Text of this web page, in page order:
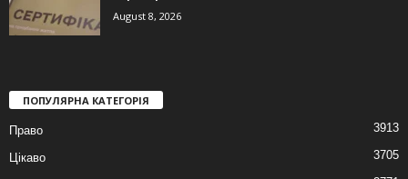
August 8, 2026
ПОПУЛЯРНА КАТЕГОРІЯ
Право 3913
Цікаво 3705